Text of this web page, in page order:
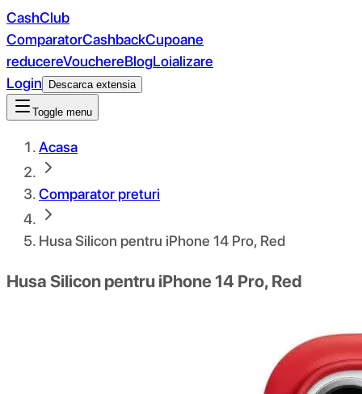
CashClub
ComparatorCashbackCupoane
reducereVouchereBlogLoializare
Login
Descarca extensia
Toggle menu
Acasa
Comparator preturi
Husa Silicon pentru iPhone 14 Pro, Red
Husa Silicon pentru iPhone 14 Pro, Red